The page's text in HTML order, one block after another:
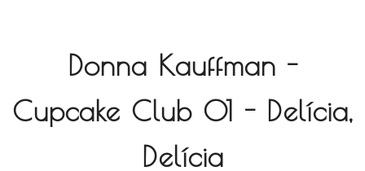
Donna Kauffman -
Cupcake Club 01 - Delícia,
Delícia